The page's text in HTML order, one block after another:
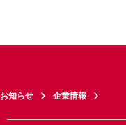
お知らせ 企業情報